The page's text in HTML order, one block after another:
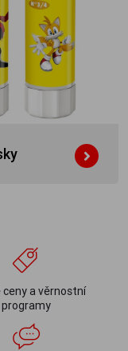
ceny a věrnostní
programy